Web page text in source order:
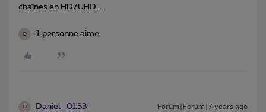
chaînes en HD/UHD...
D 1 personne aime
D Daniel_0133 Forum|Forum|7 years ago